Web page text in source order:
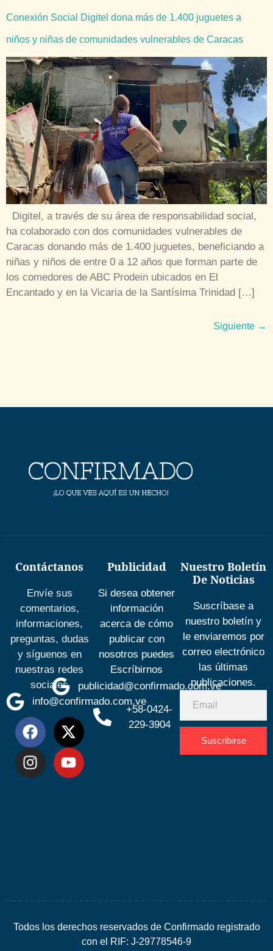
Conexión Social Digitel dona más de 1.400 juguetes a
niños y niñas de comunidades vulnerables de Caracas
Digitel, a través de su área de responsabilidad social,
ha colaborado con dos comunidades vulnerables de
Caracas donando más de 1.400 juguetes, beneficiando a
niñas y niños de entre 0 a 12 años que forman parte de
los comedores de ABC Prodein ubicados en El
Encantado y en la Vicaria de la Santísima Trinidad […]
Siguiente →
Contáctanos
Envíe sus
comentarios,
informaciones,
preguntas, dudas
y síguenos en
nuestras redes
sociales
info@confirmado.com.ve
Publicidad
Si desea obtener
información
acerca de cómo
publicar con
nosotros puedes
Escríbirnos
publicidad@confirmado.com.ve
+58-0424-
229-3904
Nuestro Boletín
De Noticias
Suscríbase a
nuestro boletín y
le enviaremos por
correo electrónico
las últimas
publicaciones.
Suscribirse
Todos los derechos reservados de Confirmado registrado
con el RIF: J-29778546-9